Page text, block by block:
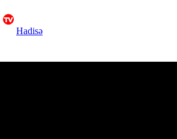
Hadisə